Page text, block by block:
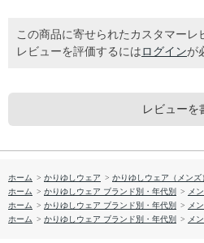
この商品に寄せられたカスタマーレ
レビューを評価するには ログインが
レビューを
ホーム > かりゆしウェア > かりゆしウェア（メンズ
ホーム > かりゆしウェア ブランド別・年代別 > メ
ホーム > かりゆしウェア ブランド別・年代別 > メ
ホーム > かりゆしウェア ブランド別・年代別 > メ